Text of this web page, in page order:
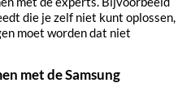
die je zelf niet kunt oplossen,
moet worden dat niet